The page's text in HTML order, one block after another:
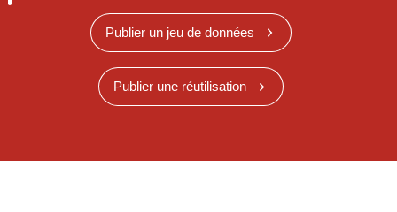
Publier un jeu de données
Publier une réutilisation